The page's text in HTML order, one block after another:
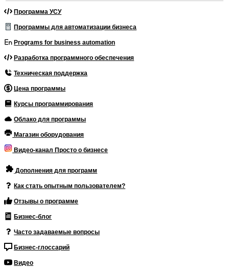
Программа УСУ
Программы для автоматизации бизнеса
Programs for business automation
Разработка программного обеспечения
Техническая поддержка
Цена программы
Курсы программирования
Облако для программы
Магазин оборудования
Видео-канал Просто о бизнесе
Дополнения для программ
Как стать опытным пользователем?
Отзывы о программе
Бизнес-блог
Часто задаваемые вопросы
Бизнес-глоссарий
Видео